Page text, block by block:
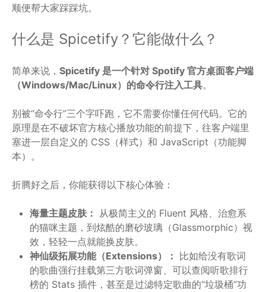
顺便帮大家踩踩坑。
什么是 Spicetify？它能做什么？
简单来说， Spicetify 是一个针对 Spotify 官方桌面客户端
（Windows/Mac/Linux）的命令行注入工具。
别被“命令行”三个字吓跑，它不需要你懂任何代码。它的
原理是在不破坏官方核心播放功能的前提下，往客户端里
塞进一层自定义的 CSS（样式）和 JavaScript（功能脚
本）。
折腾好之后，你能获得以下核心体验：
海量主题皮肤： 从极简主义的 Fluent 风格、治愈系
的猫咪主题，到炫酷的磨砂玻璃（Glassmorphic）视
效，轻轻一点就能换皮肤。
神仙级拓展功能（Extensions）：
比如给没有歌词
的歌曲强行挂载第三方歌词弹窗、可以查阅听歌排行
榜的 Stats 插件，甚至是过滤特定歌曲的“垃圾桶”功